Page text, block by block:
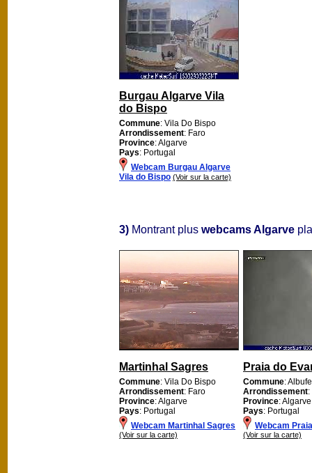
Burgau Algarve Vila
do Bispo
Commune: Vila Do Bispo
Arrondissement: Faro
Province: Algarve
Pays: Portugal
Webcam Burgau Algarve
Vila do Bispo (Voir sur la carte)
3) Montrant plus webcams Algarve
Martinhal Sagres
Commune: Vila Do Bispo
Arrondissement: Faro
Province: Algarve
Pays: Portugal
Webcam Martinhal Sagres
(Voir sur la carte)
Praia do
Commune:
Arrondissement
Province: Algarve
Pays: Portugal
Webcam
(Voir sur la carte)